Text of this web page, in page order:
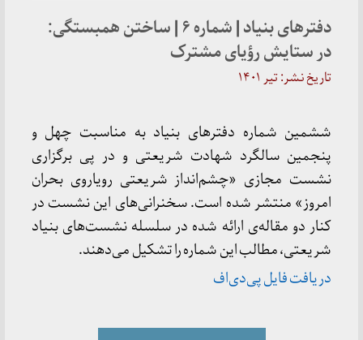
دفترهای بنیاد | شماره ۶ | ساختن همبستگی:
در ستایش رؤیای مشترک
تاریخ نشر: تیر ۱۴۰۱
ششمین شماره دفترهای بنیاد به مناسبت چهل و
پنجمین سالگرد شهادت شریعتی و در پی برگزاری
نشست مجازی «چشم‌انداز شریعتی رویاروی بحران
امروز» منتشر شده است. سخنرانی‌های این نشست در
کنار دو مقاله‌ی ارائه شده در سلسله‌ نشست‌های بنیاد
شریعتی،‌ مطالب این شماره را تشکیل می‌دهند.
دریافت فایل پی‌دی‌اف